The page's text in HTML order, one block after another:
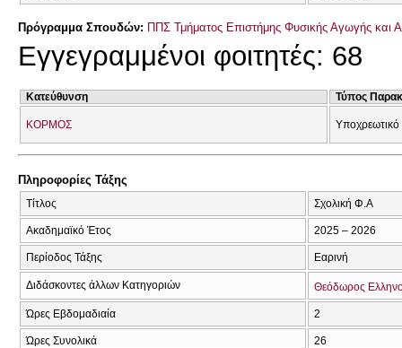
Πρόγραμμα Σπουδών: ΠΠΣ Τμήματος Επιστήμης Φυσικής Αγωγής και
Εγγεγραμμένοι φοιτητές: 68
Κατεύθυνση Τύπος
ΚΟΡΜΟΣ Υποχρεωτικό
Πληροφορίες Τάξης
Τίτλος Σχολική Φ.Α
Ακαδημαϊκό Έτος 2025 – 2026
Περίοδος Τάξης Εαρινή
Διδάσκοντες άλλων Κατηγοριών Θεόδωρος
Ώρες Εβδομαδιαία 2
Ώρες Συνολικά 26